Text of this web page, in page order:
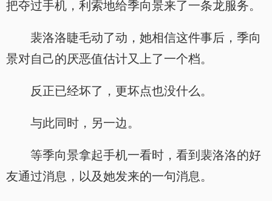
把夺过手机，利索地给季向景来了一条龙服务。
裴洛洛睫毛动了动，她相信这件事后，季向
景对自己的厌恶值估计又上了一个档。
反正已经坏了，更坏点也没什么。
与此同时，另一边。
等季向景拿起手机一看时，看到裴洛洛的好
友通过消息，以及她发来的一句消息。